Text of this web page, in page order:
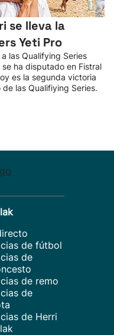
se lleva la
Yeti Pro
las Qualifying Series
ha disputado en Fistral
es la segunda victoria
las Qualifiying Series.
de fútbol
de
de remo
de
de Herri